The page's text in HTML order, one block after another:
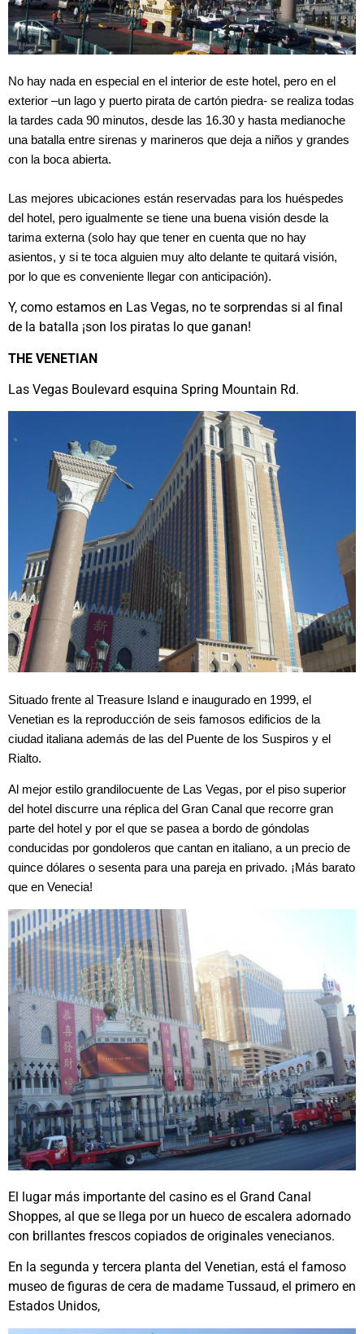
No hay nada en especial en el interior de este hotel, pero en el
exterior –un lago y puerto pirata de cartón piedra- se realiza todas
la tardes cada 90 minutos, desde las 16.30 y hasta medianoche
una batalla entre sirenas y marineros que deja a niños y grandes
con la boca abierta.
Las mejores ubicaciones están reservadas para los huéspedes
del hotel, pero igualmente se tiene una buena visión desde la
tarima externa (solo hay que tener en cuenta que no hay
asientos, y si te toca alguien muy alto delante te quitará visión,
por lo que es conveniente llegar con anticipación).
Y, como estamos en Las Vegas, no te sorprendas si al final
de la batalla ¡son los piratas lo que ganan!
THE VENETIAN
Las Vegas Boulevard esquina Spring Mountain Rd.
Situado frente al Treasure Island e inaugurado en 1999, el
Venetian es la reproducción de seis famosos edificios de la
ciudad italiana además de las del Puente de los Suspiros y el
Rialto.
Al mejor estilo grandilocuente de Las Vegas, por el piso superior
del hotel discurre una réplica del Gran Canal que recorre gran
parte del hotel y por el que se pasea a bordo de góndolas
conducidas por gondoleros que cantan en italiano, a un precio de
quince dólares o sesenta para una pareja en privado. ¡Más barato
que en Venecia!
El lugar más importante del casino es el Grand Canal
Shoppes, al que se llega por un hueco de escalera adornado
con brillantes frescos copiados de originales venecianos.
En la segunda y tercera planta del Venetian, está el famoso
museo de figuras de cera de madame Tussaud, el primero en
Estados Unidos,